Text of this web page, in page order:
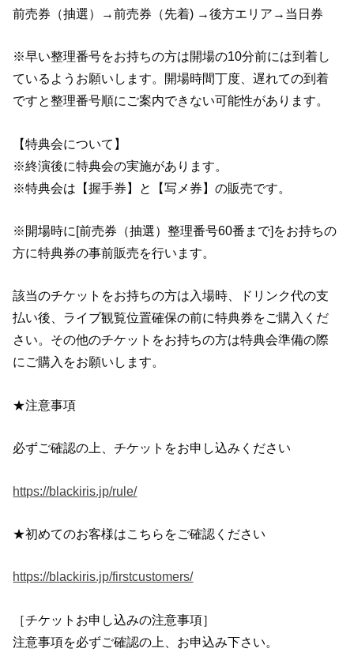
前売券（抽選）→前売券（先着) →後方エリア→当日券
※早い整理番号をお持ちの方は開場の10分前には到着し
ているようお願いします。開場時間丁度、遅れての到着
ですと整理番号順にご案内できない可能性があります。
【特典会について】
※終演後に特典会の実施があります。
※特典会は【握手券】と【写メ券】の販売です。
※開場時に[前売券（抽選）整理番号60番まで]をお持ちの
方に特典券の事前販売を行います。
該当のチケットをお持ちの方は入場時、ドリンク代の支
払い後、ライブ観覧位置確保の前に特典券をご購入くだ
さい。その他のチケットをお持ちの方は特典会準備の際
にご購入をお願いします。
★注意事項
必ずご確認の上、チケットをお申し込みください
https://blackiris.jp/rule/
★初めてのお客様はこちらをご確認ください
https://blackiris.jp/firstcustomers/
［チケットお申し込みの注意事項］
注意事項を必ずご確認の上、お申込み下さい。